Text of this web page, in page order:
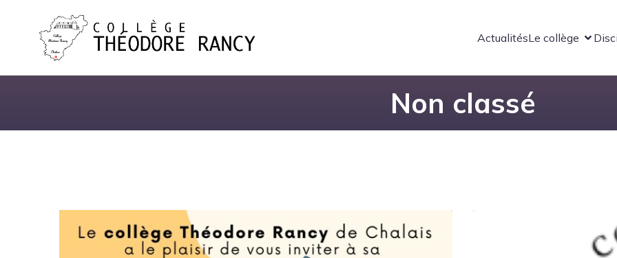
ActualitésLe collège
Non classé